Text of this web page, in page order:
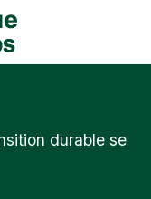
durable se